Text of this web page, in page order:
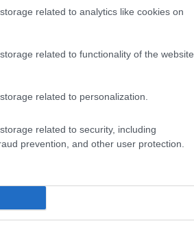
related to analytics like cookies on
related to functionality of the website
related to personalization.
related to security, including
prevention, and other user protection.
ugrottak rá az online csalók: ne
villanyszámlára és több